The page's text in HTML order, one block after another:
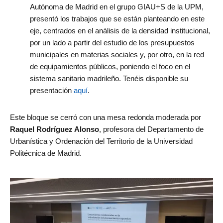
Autónoma de Madrid en el grupo GIAU+S de la UPM,
presentó los trabajos que se están planteando en este
eje, centrados en el análisis de la densidad institucional,
por un lado a partir del estudio de los presupuestos
municipales en materias sociales y, por otro, en la red
de equipamientos públicos, poniendo el foco en el
sistema sanitario madrileño. Tenéis disponible su
presentación aquí.
Este bloque se cerró con una mesa redonda moderada por
Raquel Rodríguez Alonso, profesora del Departamento de
Urbanística y Ordenación del Territorio de la Universidad
Politécnica de Madrid.